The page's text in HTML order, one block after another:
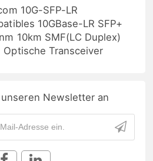
10G-SFP-LR
10GBase-LR SFP+
10km SMF(LC Duplex)
Optische Transceiver
Newsletter an